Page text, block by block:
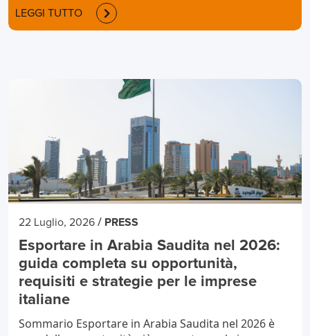
LEGGI TUTTO
22 Luglio, 2026 / PRESS
Esportare in Arabia Saudita nel 2026:
guida completa su opportunità,
requisiti e strategie per le imprese
italiane
Sommario Esportare in Arabia Saudita nel 2026 è